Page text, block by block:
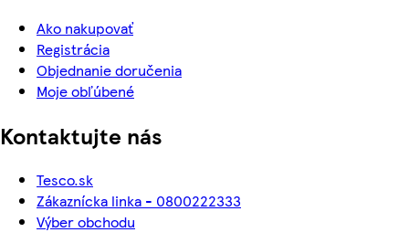
Ako nakupovať
Registrácia
Objednanie doručenia
Moje obľúbené
Kontaktujte nás
Tesco.sk
Zákaznícka linka - 0800222333
Výber obchodu